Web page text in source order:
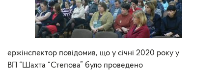
ержінспектор повідомив, що у січні 2020 року у
ВП “Шахта “Степова” було проведено